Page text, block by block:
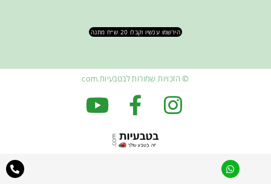
הירשמו עכשיו וקבלו 20 ש״ח מתנה
© הזכויות שמורות לבטבעיות.com